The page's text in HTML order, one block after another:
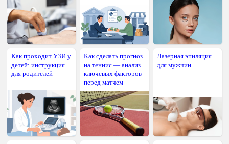
Как проходит УЗИ у
детей: инструкция
для родителей
Как сделать прогноз
на теннис — анализ
ключевых факторов
перед матчем
Лазерная эпиляция
для мужчин